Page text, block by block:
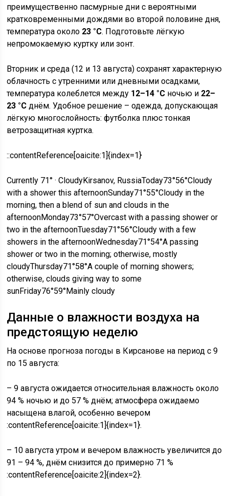
преимущественно пасмурные дни с вероятными
кратковременными дождями во второй половине дня,
температура около 23 °C. Подготовьте лёгкую
непромокаемую куртку или зонт.
Вторник и среда (12 и 13 августа) сохранят характерную
облачность с утренними или дневными осадками,
температура колеблется между 12–14 °C ночью и 22–
23 °C днём. Удобное решение – одежда, допускающая
лёгкую многослойность: футболка плюс тонкая
ветрозащитная куртка.
::contentReference[oaicite:1]{index=1}
Currently 71° · CloudyKirsanov, RussiaToday73°56°Cloudy
with a shower this afternoonSunday71°55°Cloudy in the
morning, then a blend of sun and clouds in the
afternoonMonday73°57°Overcast with a passing shower or
two in the afternoonTuesday71°56°Cloudy with a few
showers in the afternoonWednesday71°54°A passing
shower or two in the morning; otherwise, mostly
cloudyThursday71°58°A couple of morning showers;
otherwise, clouds giving way to some
sunFriday76°59°Mainly cloudy
Данные о влажности воздуха на
предстоящую неделю
На основе прогноза погоды в Кирсанове на период с 9
по 15 августа:
– 9 августа ожидается относительная влажность около
94 % ночью и до 57 % днём; атмосфера ожидаемо
насыщена влагой, особенно вечером
:contentReference[oaicite:1]{index=1}.
– 10 августа утром и вечером влажность увеличится до
91 – 94 %, днём снизится до примерно 71 %
:contentReference[oaicite:2]{index=2}.